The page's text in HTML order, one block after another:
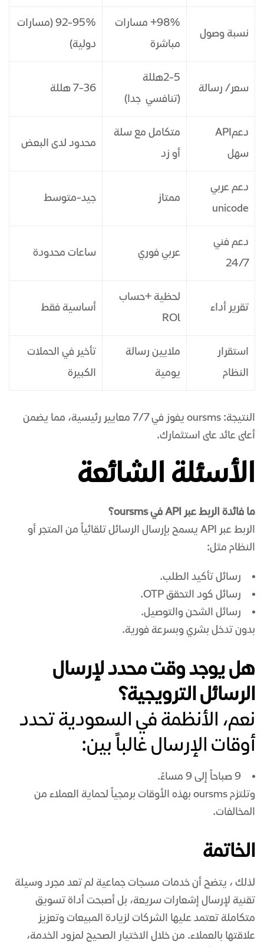
نسبة وصول
98%+ مسارات
مباشرة
92-95% (مسارات
دولية)
سعر/ رسالة
2-5هللة
(تنافسي جدا)
7-36 هللة
دعمAPI
سهل
متكامل مع سلة
أو زد
محدود لدى البعض
دعم عربي
unicode
ممتاز جيد-متوسط
دعم فني
24/7
عربي فوري ساعات محدودة
تقرير أداء
لحظية +حساب
ROl
أساسية فقط
استقرار
النظام
ملايين رسالة
يومية
تأخير في الحملات
الكبيرة
النتيجة: oursms يفوز في 7/7 معايير رئيسية، مما يضمن
أعلى عائد على استثمارك.
الأسئلة الشائعة
ما فائدة الربط عبر API في oursms؟
الربط عبر API يسمح بإرسال الرسائل تلقائياً من المتجر أو
النظام مثل:
رسائل تأكيد الطلب.
رسائل كود التحقق OTP.
رسائل الشحن والتوصيل.
بدون تدخل بشري وبسرعة فورية.
هل يوجد وقت محدد لإرسال
الرسائل الترويجية؟
نعم، الأنظمة في السعودية تحدد
أوقات الإرسال غالباً بين:
9 صباحاً إلى 9 مساءً.
وتلتزم oursms بهذه الأوقات برمجياً لحماية العملاء من
المخالفات.
الخاتمة
لذلك ، يتضح أن خدمات مسجات جماعية لم تعد مجرد وسيلة
تقنية لإرسال إشعارات سريعة، بل أصبحت أداة تسويق
متكاملة تعتمد عليها الشركات لزيادة المبيعات وتعزيز
علاقتها بالعملاء. من خلال الاختيار الصحيح لمزود الخدمة،